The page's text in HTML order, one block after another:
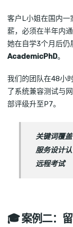
客户L小姐在国内一
薪，必须在半年内
她在自学3个月后仍
AcademicPhD。
我们的团队在48小
了系统兼容测试与
部评级升至P7。
关键词覆
服务设计
远程考试
🎓 案例二：